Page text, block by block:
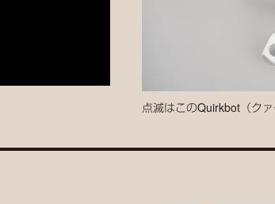
点滅はこのQuirkbot（ク